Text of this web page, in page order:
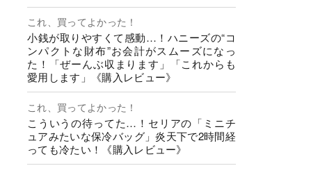
これ、買ってよかった！
小銭が取りやすくて感動…！ハニーズの“コ
ンパクトな財布”お会計がスムーズになっ
た！「ぜーんぶ収まります」「これからも
愛用します」《購入レビュー》
これ、買ってよかった！
こういうの待ってた…！セリアの「ミニチ
ュアみたいな保冷バッグ」炎天下で2時間経
っても冷たい！《購入レビュー》